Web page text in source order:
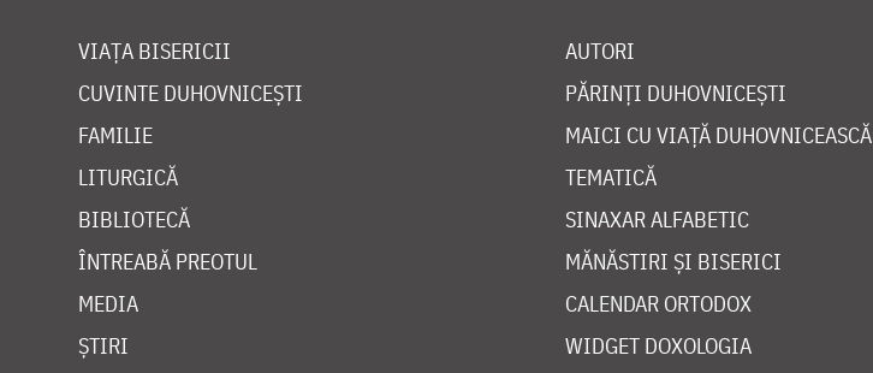
VIAȚA BISERICII
CUVINTE DUHOVNICEȘTI
FAMILIE
LITURGICĂ
BIBLIOTECĂ
ÎNTREABĂ PREOTUL
MEDIA
ȘTIRI
AUTORI
PĂRINȚI DUHOVNICEȘTI
MAICI CU VIAȚĂ DUHOVNICEASCĂ
TEMATICĂ
SINAXAR ALFABETIC
MĂNĂSTIRI ȘI BISERICI
CALENDAR ORTODOX
WIDGET DOXOLOGIA